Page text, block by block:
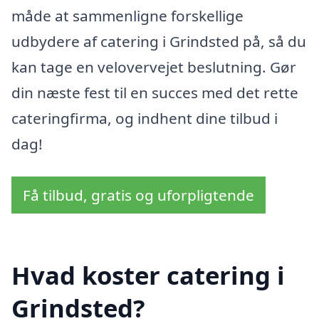
måde at sammenligne forskellige
udbydere af catering i Grindsted på, så du
kan tage en velovervejet beslutning. Gør
din næste fest til en succes med det rette
cateringfirma, og indhent dine tilbud i
dag!
Få tilbud, gratis og uforpligtende
Hvad koster catering i
Grindsted?